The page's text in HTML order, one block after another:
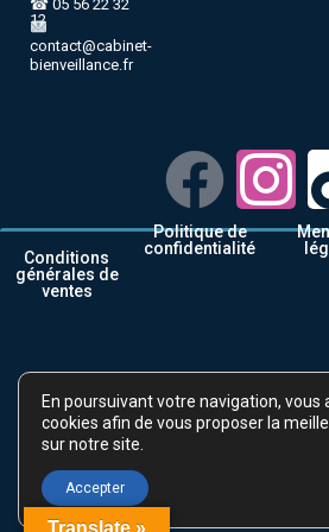
☎ 05 56 22 32
12
contact@cabinet-
bienveillance.fr
Conditions
générales de
ventes
Politique de
confidentialité
Translate »
En poursuivant votre navigation,
cookies afin de vous proposer la
sur notre site.
Accepter